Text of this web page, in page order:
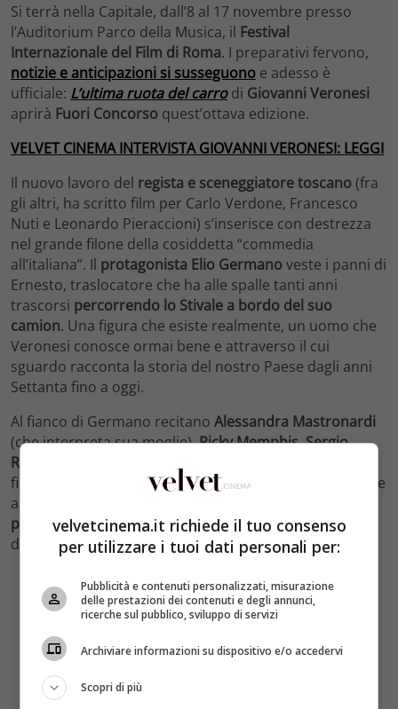
Si terrà nella Capitale, dall’8 al 17 novembre presso
l’Auditorium Parco della Musica, il Festival
Internazionale del Film di Roma. I preparativi fervono,
notizie e anticipazioni si susseguono e adesso è
ufficiale: L’ultima ruota del carrodi Giovanni Veronesi
aprirà Fuori Concorso quest’ottava edizione.
VELVET CINEMA INTERVISTA GIOVANNI VERONESI: LEGGI
Il nuovo lavoro del regista e sceneggiatore toscano(fra
gli altri, ha scritto film per Carlo Verdone, Francesco
Nuti e Leonardo Pieraccioni) s’inserisce con destrezza
nel grande filone della cosiddetta “commedia
all’italiana”. Il protagonista Elio Germanoveste i panni di
Ernesto, traslocatore che ha alle spalle tanti anni
trascorsi percorrendo lo Stivale a bordo del suo
camion. Una figura che esiste realmente, un uomo che
Veronesi conosce ormai bene e attraverso il cui
sguardo racconta la storia del nostro Paese dagli anni
Settanta fino a oggi.
Al fianco di Germano recitano Alessandra Mastronardi
(che interpreta sua moglie),Ricky Memphis, Sergio
Rubini, Virginia Raffaele e Alessandro Haber
firma la sceneggiatura di questa nuova pellicola insieme
a Ugo Chiti, Filippo Bologna ed Ernesto Fioretti;
proiezione sarà nella sala Santa Cecilia, che conta oltre
duemila posti a sedere.
velvetcinema.it richiede il tuo consenso
per utilizzare i tuoi dati personali per:
Pubblicità e contenuti personalizzati, misurazione
delle prestazioni dei contenuti e degli annunci,
ricerche sul pubblico, sviluppo di servizi
Archiviare informazioni su dispositivo e/o accedervi
Scopri di più